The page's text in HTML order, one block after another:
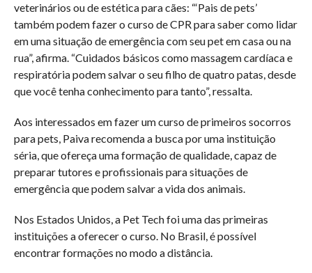
veterinários ou de estética para cães: “‘Pais de pets’
também podem fazer o curso de CPR para saber como lidar
em uma situação de emergência com seu pet em casa ou na
rua”, afirma. “Cuidados básicos como massagem cardíaca e
respiratória podem salvar o seu filho de quatro patas, desde
que você tenha conhecimento para tanto”, ressalta.
Aos interessados em fazer um curso de primeiros socorros
para pets, Paiva recomenda a busca por uma instituição
séria, que ofereça uma formação de qualidade, capaz de
preparar tutores e profissionais para situações de
emergência que podem salvar a vida dos animais.
Nos Estados Unidos, a Pet Tech foi uma das primeiras
instituições a oferecer o curso. No Brasil, é possível
encontrar formações no modo a distância.